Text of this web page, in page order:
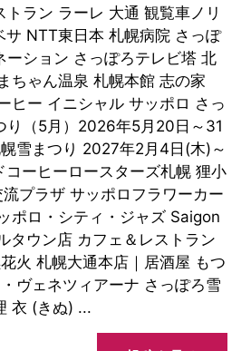
トラン ラーレ 大通 観覧車ノリ
サ NTT東日本 札幌病院 さっぽ
ーション さっぽろテレビ塔 北
ちゃん温泉 札幌本館 志の家
ヒー イニシャル サッポロ さっ
り（5月）2026年5月20日～31
雪まつり 2027年2月4日(木)～
コーヒーロースターズ札幌 狸小
プラザ サッポロフラワーカー
ポロ・シティ・ジャズ Saigon
タウン店 カフェ＆レストラン
火 札幌大通本店｜居酒屋 もつ
ヴェネツィアーナ さっぽろ雪
衣 (きぬ) ...